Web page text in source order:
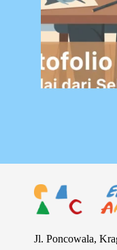
Jl. Poncowala,